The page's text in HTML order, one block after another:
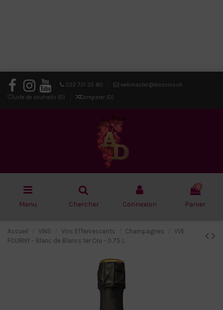
022 731 35 80
webmaster@drozvins.ch
Liste de souhaits (0) Comparer (0)
Menu Chercher Connexion
0
Panier
Accueil VINS Vins Effervescents Champagnes
VVE
FOURNY - Blanc de Blancs 1er Cru - 0.75 L